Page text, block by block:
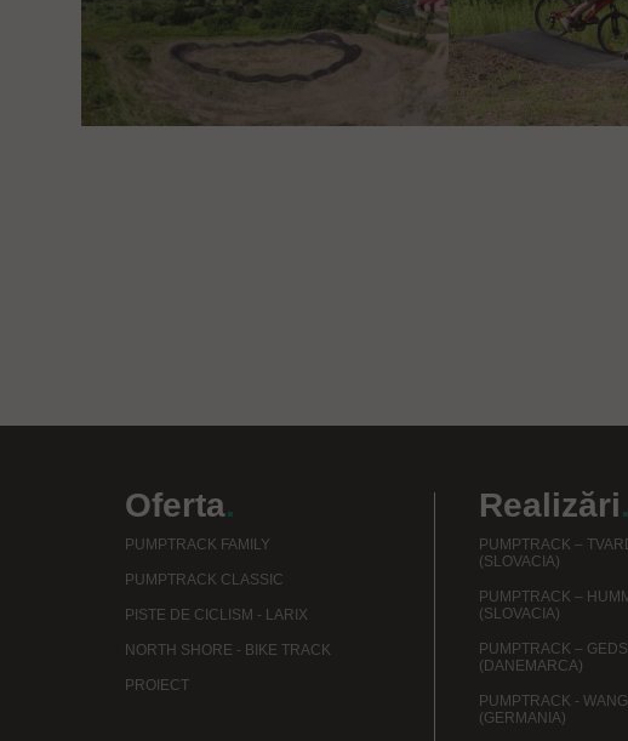
Oferta.
PUMPTRACK FAMILY
PUMPTRACK CLASSIC
PISTE DE CICLISM - LARIX
NORTH SHORE - BIKE TRACK
PROIECT
Realizări.
PUMPTRACK –
(SLOVACIA)
PUMPTRACK –
(SLOVACIA)
PUMPTRACK –
(DANEMARCA)
PUMPTRACK -
(GERMANIA)